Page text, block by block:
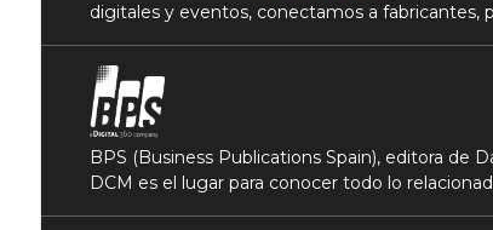
digitales y eventos, conectamos a fabricantes,
BPS (Business Publications Spain), editora de
DCM es el lugar para conocer todo lo